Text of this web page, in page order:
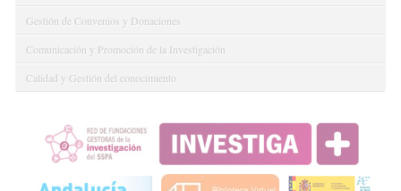
Gestión de Convenios y Donaciones
Comunicación y Promoción de la Investigación
Calidad y Gestión del conocimiento